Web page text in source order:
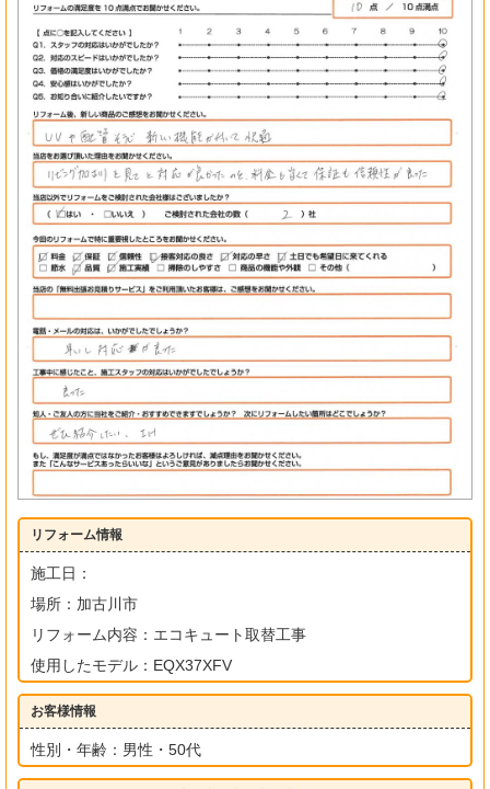
リフォーム情報
施工日：
場所：加古川市
リフォーム内容：エコキュート取替工事
使用したモデル：EQX37XFV
お客様情報
性別・年齢：男性・50代